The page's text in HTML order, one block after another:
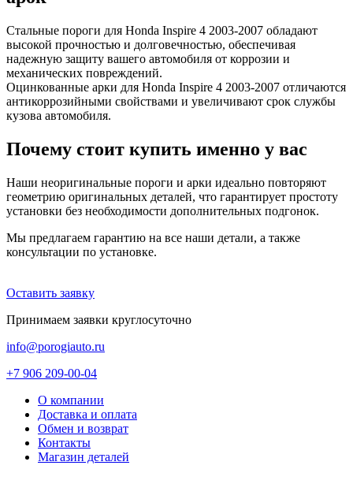
Стальные пороги для Honda Inspire 4 2003-2007 обладают
высокой прочностью и долговечностью, обеспечивая
надежную защиту вашего автомобиля от коррозии и
механических повреждений.
Оцинкованные арки для Honda Inspire 4 2003-2007 отличаются
антикоррозийными свойствами и увеличивают срок службы
кузова автомобиля.
Почему стоит купить именно у вас
Наши неоригинальные пороги и арки идеально повторяют
геометрию оригинальных деталей, что гарантирует простоту
установки без необходимости дополнительных подгонок.
Мы предлагаем гарантию на все наши детали, а также
консультации по установке.
Оставить заявку
Принимаем заявки круглосуточно
info@porogiauto.ru
+7 906 209-00-04
О компании
Доставка и оплата
Обмен и возврат
Контакты
Магазин деталей